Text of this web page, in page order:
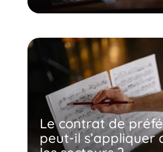
Le contrat de
peut-il s’appliquer